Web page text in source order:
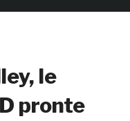
le
pronte